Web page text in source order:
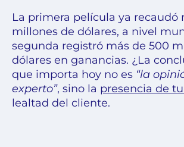
La primera película ya recaudó
millones de dólares, a nivel
segunda registró más de 500
dólares en ganancias. ¿La
que importa hoy no es “la
experto”, sino la presencia de
lealtad del cliente.